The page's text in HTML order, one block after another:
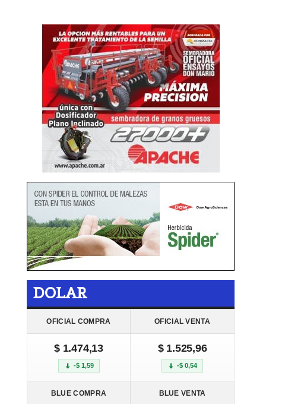
DOLAR
OFICIAL COMPRA OFICIAL VENTA
$ 1.474,13
-$ 1,59
$ 1.525,96
-$ 0,54
BLUE COMPRA BLUE VENTA